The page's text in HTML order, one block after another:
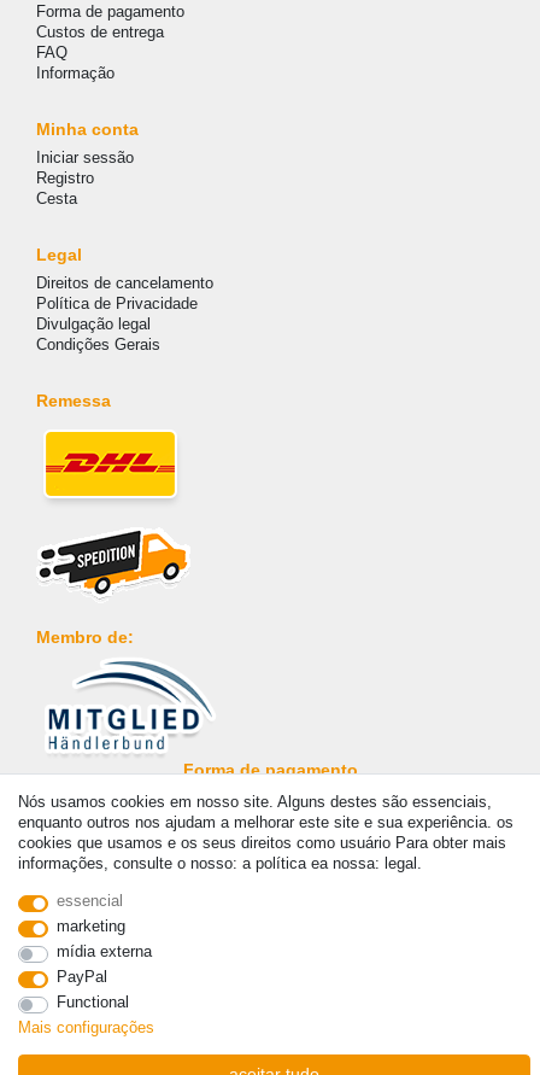
Forma de pagamento
Custos de entrega
FAQ
Informação
Minha conta
Iniciar sessão
Registro
Cesta
Legal
Direitos de cancelamento
Política de Privacidade
Divulgação legal
Condições Gerais
Remessa
Membro de:
Forma de pagamento
© Copyright 2026 | Todos os direitos reservados. - Prices incl. VAT. 19% VAT Basic prices
see article detail | * Applies to deliveries to the UK!
Withdraw from contract here
Nós usamos cookies em nosso site. Alguns destes são essenciais,
enquanto outros nos ajudam a melhorar este site e sua experiência. os
cookies que usamos e os seus direitos como usuário Para obter mais
informações, consulte o nosso: a política ea nossa: legal.
essencial
marketing
mídia externa
PayPal
Functional
Mais configurações